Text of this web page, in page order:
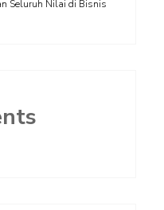
Seluruh Nilai di Bisnis